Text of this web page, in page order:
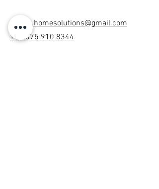
irinich.homesolutions@gmail.com
+39 375 910 8344